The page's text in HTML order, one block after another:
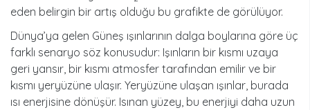
eden belirgin bir artış olduğu bu grafikte de görülüyor.
Dünya’ya gelen Güneş ışınlarının dalga boylarına göre üç
farklı senaryo söz konusudur: Işınların bir kısmı uzaya
geri yansır, bir kısmı atmosfer tarafından emilir ve bir
kısmı yeryüzüne ulaşır. Yeryüzüne ulaşan ışınlar, burada
ısı enerjisine dönüşür. Isınan yüzey, bu enerjiyi daha uzun